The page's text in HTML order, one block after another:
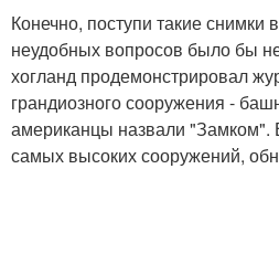
Конечно, поступи такие снимки
неудобных вопросов было бы
хогланд продемонстрировал
грандиозного сооружения -
американцы назвали "Замком".
самых высоких сооружений,